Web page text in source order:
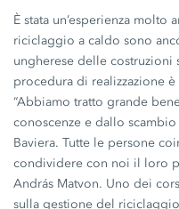
È stata un’esperienza
riciclaggio a caldo sono
ungherese delle costruzioni
procedura di realizzazione
“Abbiamo tratto grande
conoscenze e dallo
Baviera. Tutte le persone
condividere con noi il loro
András Matvon. Uno dei
sulla gestione del